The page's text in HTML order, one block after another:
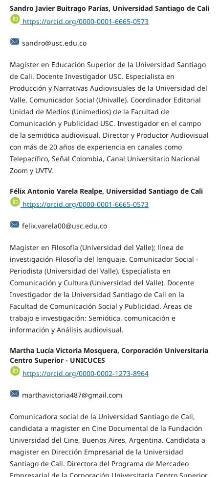
Sandro Javier Buitrago Parias, Universidad Santiago de Cali
https://orcid.org/0000-0001-6665-0573
sandro@usc.edu.co
Magister en Educación Superior de la Universidad Santiago
de Cali. Docente Investigador USC. Especialista en
Producción y Narrativas Audiovisuales de la Universidad del
Valle. Comunicador Social (Univalle). Coordinador Editorial
Unidad de Medios (Unimedios) de la Facultad de
Comunicación y Publicidad USC. Investigador en el campo
de la semiótica audiovisual. Director y Productor Audiovisual
con más de 20 años de experiencia en canales como
Telepacífico, Señal Colombia, Canal Universitario Nacional
Zoom y UVTV.
Félix Antonio Varela Realpe, Universidad Santiago de Cali
https://orcid.org/0000-0001-6665-0573
felix.varela00@usc.edu.co
Magister en Filosofía (Universidad del Valle); línea de
investigación Filosofía del lenguaje. Comunicador Social -
Periodista (Universidad del Valle). Especialista en
Comunicación y Cultura (Universidad del Valle). Docente
Investigador de la Universidad Santiago de Cali en la
Facultad de Comunicación Social y Publicidad. Áreas de
trabajo e investigación: Semiótica, comunicación e
información y Análisis audiovisual.
Martha Lucía Victoria Mosquera, Corporación Universitaria
Centro Superior - UNICUCES
https://orcid.org/0000-0002-1273-8964
marthavictoria487@gmail.com
Comunicadora social de la Universidad Santiago de Cali,
candidata a magister en Cine Documental de la Fundación
Universidad del Cine, Buenos Aires, Argentina. Candidata a
magister en Dirección Empresarial de la Universidad
Santiago de Cali. Directora del Programa de Mercadeo